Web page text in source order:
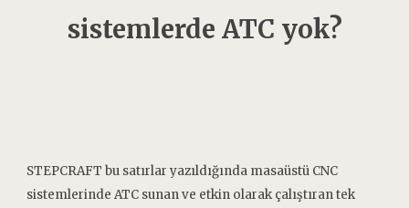
sistemlerde ATC yok?
STEPCRAFT bu satırlar yazıldığında masaüstü CNC
sistemlerinde ATC sunan ve etkin olarak çalıştıran tek